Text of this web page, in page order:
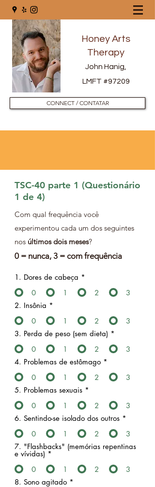
Honey Arts
Therapy
John Hanig,
LMFT #97209
CONNECT / CONTATAR
TSC-40 parte 1 (Questionário
1 de 4)
Com qual frequência você
experimentou cada um dos seguintes
nos últimos dois meses?
0 = nunca, 3 = com frequência
1. Dores de cabeça *
0
1 2
3
2. Insônia *
0
1 2
3
3. Perda de peso (sem dieta) *
0
1 2
3
4. Problemas de estômago *
0
1 2
3
5. Problemas sexuais *
0
1 2
3
6. Sentindo-se isolado dos outros *
0
1 2
3
7. "Flashbacks" (memórias repentinas
e vívidas) *
0
1 2
3
8. Sono agitado *